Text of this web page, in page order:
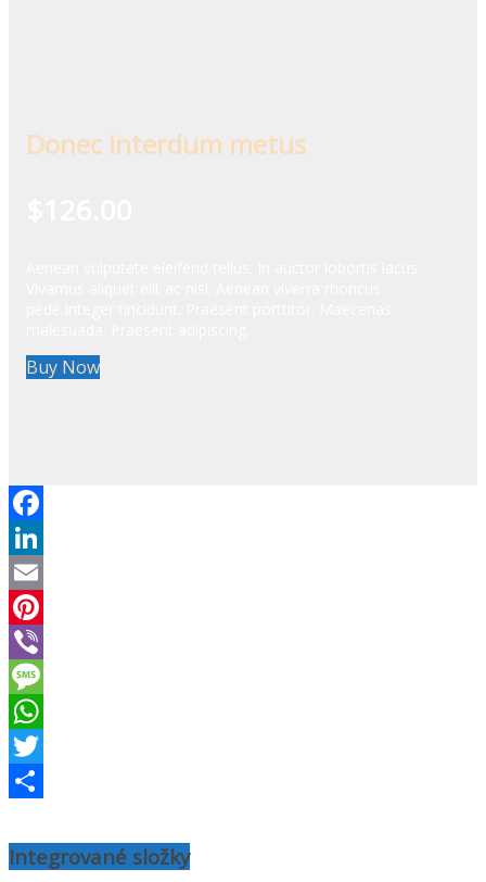
Donec interdum metus
Buy Now
Facebook
LinkedIn
Email
Pinterest
Viber
Message
WhatsApp
Twitter
Integrované složky